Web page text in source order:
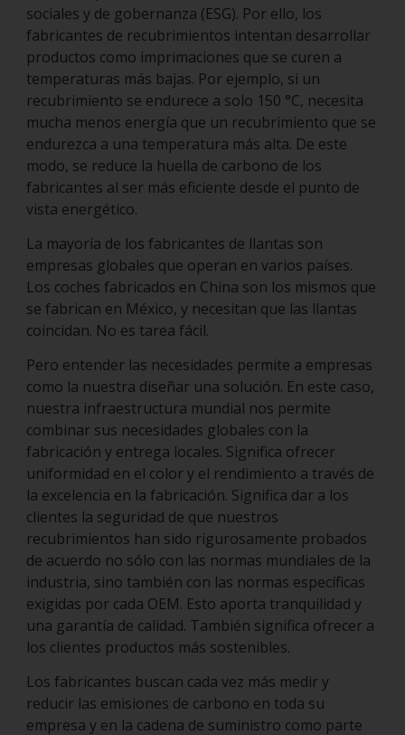
sociales y de gobernanza (ESG). Por ello, los
fabricantes de recubrimientos intentan desarrollar
productos como imprimaciones que se curen a
temperaturas más bajas. Por ejemplo, si un
recubrimiento se endurece a solo 150 °C, necesita
mucha menos energía que un recubrimiento que se
endurezca a una temperatura más alta. De este
modo, se reduce la huella de carbono de los
fabricantes al ser más eficiente desde el punto de
vista energético.
La mayoría de los fabricantes de llantas son
empresas globales que operan en varios países.
Los coches fabricados en China son los mismos que
se fabrican en México, y necesitan que las llantas
coincidan. No es tarea fácil.
Pero entender las necesidades permite a empresas
como la nuestra diseñar una solución. En este caso,
nuestra infraestructura mundial nos permite
combinar sus necesidades globales con la
fabricación y entrega locales. Significa ofrecer
uniformidad en el color y el rendimiento a través de
la excelencia en la fabricación. Significa dar a los
clientes la seguridad de que nuestros
recubrimientos han sido rigurosamente probados
de acuerdo no sólo con las normas mundiales de la
industria, sino también con las normas específicas
exigidas por cada OEM. Esto aporta tranquilidad y
una garantía de calidad. También significa ofrecer a
los clientes productos más sostenibles.
Los fabricantes buscan cada vez más medir y
reducir las emisiones de carbono en toda su
empresa y en la cadena de suministro como parte